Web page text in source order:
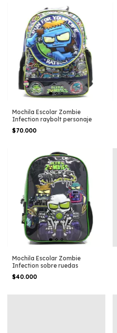
Mochila Escolar Zombie
Infection raybolt personaje
$70.000
Mochila Escolar Zombie
Infection sobre ruedas
$40.000